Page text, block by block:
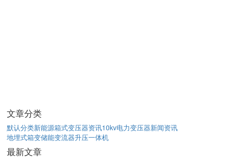
文章分类
默认分类新能源箱式变压器资讯10kv电力变压器新闻资讯
地埋式箱变储能变流器升压一体机
最新文章